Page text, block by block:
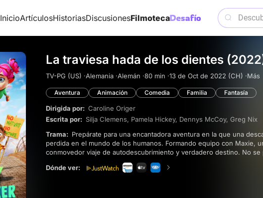
InicioArtículosHistoriasDiscusionesFilmoteca
La traviesa hada de los dientes
TV-PG (US) ·Alemania ·Alemán ·80 min ·13 de Oct de 2022 (CH) ·Más
Aventura Animación Comedia Familia Fantasía
Dirigida por: Caroline Origer
Escrita por: Silja Clemens, Pamela Hickey, Dennys McCoy, Greg Nix
Trama:
perdida en el mundo de los humanos. Formando equipo con Maxie,
conmovedor viaje de autodescubrimiento y verdadero destino. No se
historias de animación conmovedoras, ¡y espere mucha ternura a lo
Dónde ver: